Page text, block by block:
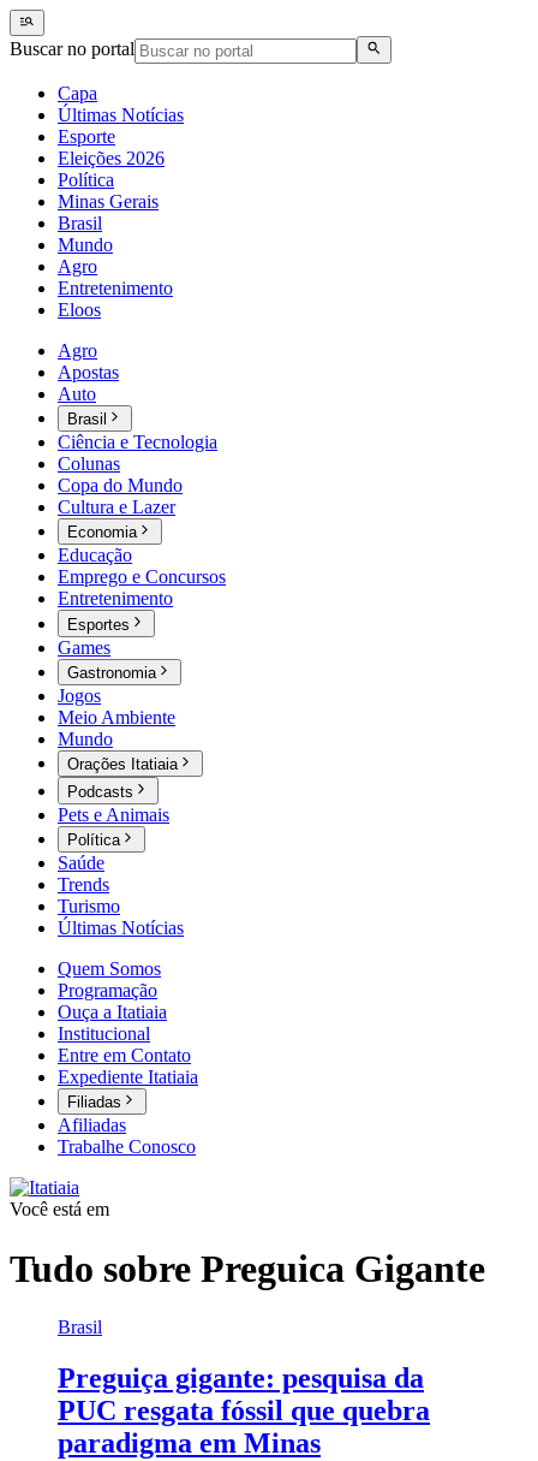
Buscar no portal
Capa
Últimas Notícias
Esporte
Eleições 2026
Política
Minas Gerais
Brasil
Mundo
Agro
Entretenimento
Eloos
Agro
Apostas
Auto
Brasil
Ciência e Tecnologia
Colunas
Copa do Mundo
Cultura e Lazer
Economia
Educação
Emprego e Concursos
Entretenimento
Esportes
Games
Gastronomia
Jogos
Meio Ambiente
Mundo
Orações Itatiaia
Podcasts
Pets e Animais
Política
Saúde
Trends
Turismo
Últimas Notícias
Quem Somos
Programação
Ouça a Itatiaia
Institucional
Entre em Contato
Expediente Itatiaia
Filiadas
Afiliadas
Trabalhe Conosco
Você está em
Tudo sobre Preguica Gigante
Brasil
Preguiça gigante: pesquisa da
PUC resgata fóssil que quebra
paradigma em Minas